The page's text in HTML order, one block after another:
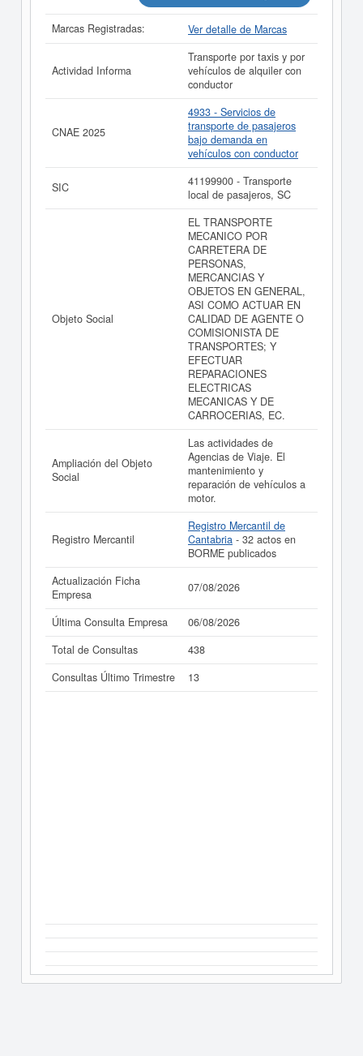
realizado el 07/08/2026.
Marcas Registradas: Ver detalle de Marcas
Actividad Informa
Transporte por taxis y por
vehículos de alquiler con
conductor
CNAE 2025
4933 - Servicios de
transporte de pasajeros
bajo demanda en
vehículos con conductor
SIC
41199900 - Transporte
local de pasajeros, SC
Objeto Social
EL TRANSPORTE
MECANICO POR
CARRETERA DE
PERSONAS,
MERCANCIAS Y
OBJETOS EN GENERAL,
ASI COMO ACTUAR EN
CALIDAD DE AGENTE O
COMISIONISTA DE
TRANSPORTES; Y
EFECTUAR
REPARACIONES
ELECTRICAS
MECANICAS Y DE
CARROCERIAS, EC.
Ampliación del Objeto
Social
Las actividades de
Agencias de Viaje. El
mantenimiento y
reparación de vehículos a
motor.
Registro Mercantil
Registro Mercantil de
Cantabria - 32 actos en
BORME publicados
Actualización Ficha
Empresa
07/08/2026
Última Consulta Empresa
06/08/2026
Total de Consultas
438
Consultas Último Trimestre
13